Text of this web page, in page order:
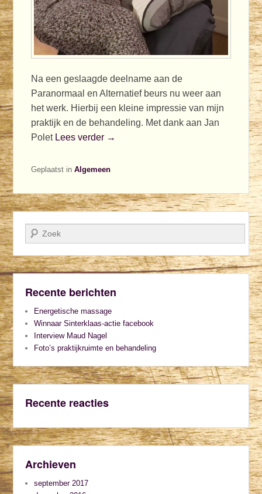
Na een geslaagde deelname aan de
Paranormaal en Alternatief beurs nu weer aan
het werk. Hierbij een kleine impressie van mijn
praktijk en de behandeling. Met dank aan Jan
Polet Lees verder →
Geplaatst in Algemeen
Zoeken
Recente berichten
Energetische massage
Winnaar Sinterklaas-actie facebook
Interview Maud Nagel
Foto’s praktijkruimte en behandeling
Recente reacties
Archieven
september 2017